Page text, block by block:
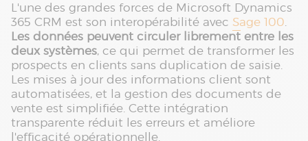
L'une des grandes forces de Microsoft Dynamics
365 CRM est son interopérabilité avec Sage 100.
Les données peuvent circuler librement entre les
deux systèmes, ce qui permet de transformer les
prospects en clients sans duplication de saisie.
Les mises à jour des informations client sont
automatisées, et la gestion des documents de
vente est simplifiée. Cette intégration
transparente réduit les erreurs et améliore
l'efficacité opérationnelle.